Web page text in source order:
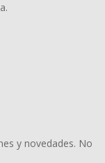
y novedades. No